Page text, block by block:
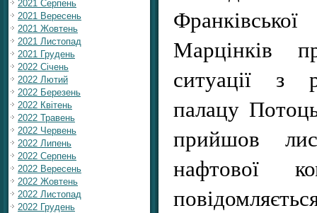
2021 Серпень
2021 Вересень
2021 Жовтень
2021 Листопад
2021 Грудень
2022 Січень
2022 Лютий
2022 Березень
2022 Квітень
2022 Травень
2022 Червень
2022 Липень
2022 Серпень
2022 Вересень
2022 Жовтень
2022 Листопад
2022 Грудень
Марцінків
ситуації з
палацу
прийшов
нафтової